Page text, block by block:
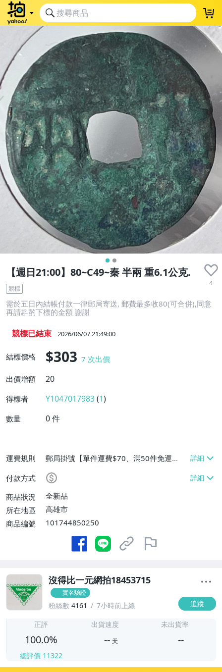
【週日21:00】80~C49~秦 半兩 重6.1公克.
4
競標
需於五日內結帳付款一律郵局寄送, 郵費最多收80(可合併),同意
再請斟酌下標的金額 謝謝
競標已結束 2026/06/07 21:49:00
結標價格 $303 7 次出價
出價增額
20
得標者 Y1047017983(1)
數量 0件
運費規則
郵局掛號【單件運費$70、滿50件免運
費】、面交/自取/不寄送【免運費】
付款方式
商品狀況
全新品
所在地區
高雄市
商品編號
101744850250
沒得比一元網拍18453715
實名驗證
粉絲數 4161 7小時前上線 追蹤
正評
100.0%
總評價 11322
出貨速度
-- 天
未出貨率
--